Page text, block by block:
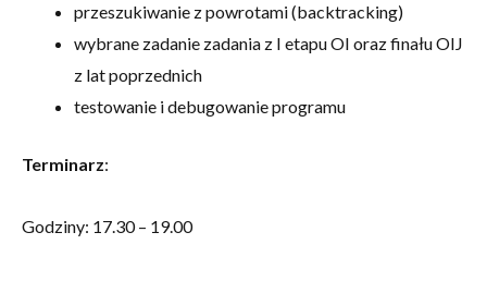
przeszukiwanie z powrotami (backtracking)
wybrane zadanie zadania z I etapu OI oraz finału OIJ
z lat poprzednich
testowanie i debugowanie programu
Terminarz:
Godziny: 17.30 – 19.00